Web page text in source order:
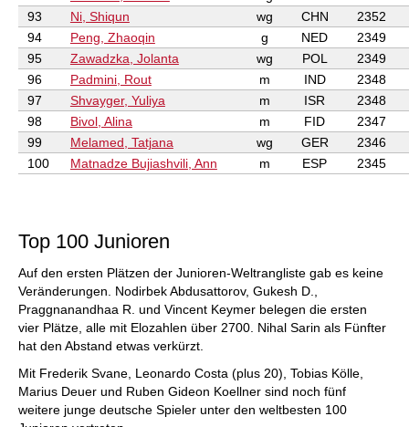
93
Ni, Shiqun wg CHN
2352
94
Peng, Zhaoqin g NED
2349
95
Zawadzka, Jolanta wg POL
2349
96
Padmini, Rout m IND
2348
97
Shvayger, Yuliya m ISR
2348
98
Bivol, Alina m FID
2347
99
Melamed, Tatjana wg GER
2346
100
Matnadze Bujiashvili, Ann m ESP 2345
Top 100 Junioren
Auf den ersten Plätzen der Junioren-Weltrangliste gab es keine
Veränderungen. Nodirbek Abdusattorov, Gukesh D.,
Praggnanandhaa R. und Vincent Keymer belegen die ersten
vier Plätze, alle mit Elozahlen über 2700. Nihal Sarin als Fünfter
hat den Abstand etwas verkürzt.
Mit Frederik Svane, Leonardo Costa (plus 20), Tobias Kölle,
Marius Deuer und Ruben Gideon Koellner sind noch fünf
weitere junge deutsche Spieler unter den weltbesten 100